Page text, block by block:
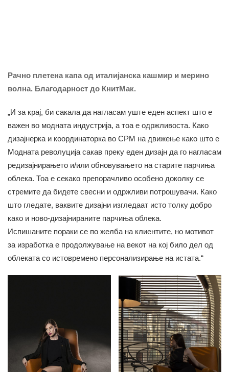
Рачно плетена капа од италијанска кашмир и мерино
волна. Благодарност до КнитМак.
„И за крај, би сакала да нагласам уште еден аспект што е
важен во модната индустрија, а тоа е одржливоста. Како
дизајнерка и координаторка во СРМ на движење како што е
Модната револуција сакав преку еден дизајн да го нагласам
редизајнирањето и/или обновувањето на старите парчиња
облека. Тоа е секако препорачливо особено доколку се
стремите да бидете свесни и одржливи потрошувачи. Како
што гледате, ваквите дизајни изгледаат исто толку добро
како и ново-дизајнираните парчиња облека.
Испишаните пораки се по желба на клиентите, но мотивот
за изработка е продолжување на векот на кој било дел од
облеката со истовремено персонализирање на истата.“